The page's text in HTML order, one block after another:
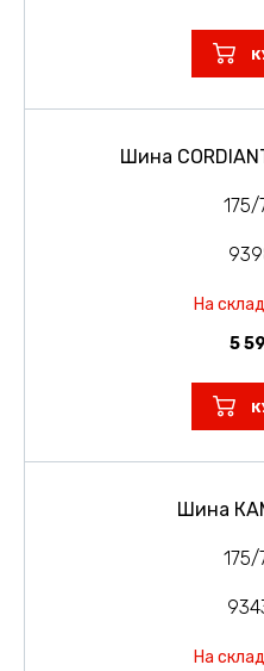
Шина
175/
На
5
Шина
175/
На